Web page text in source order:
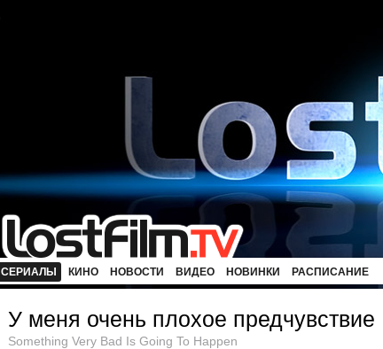
СЕРИАЛЫ КИНО НОВОСТИ ВИДЕО НОВИНКИ РАСПИСАНИЕ
У меня очень плохое предчувствие
Something Very Bad Is Going To Happen